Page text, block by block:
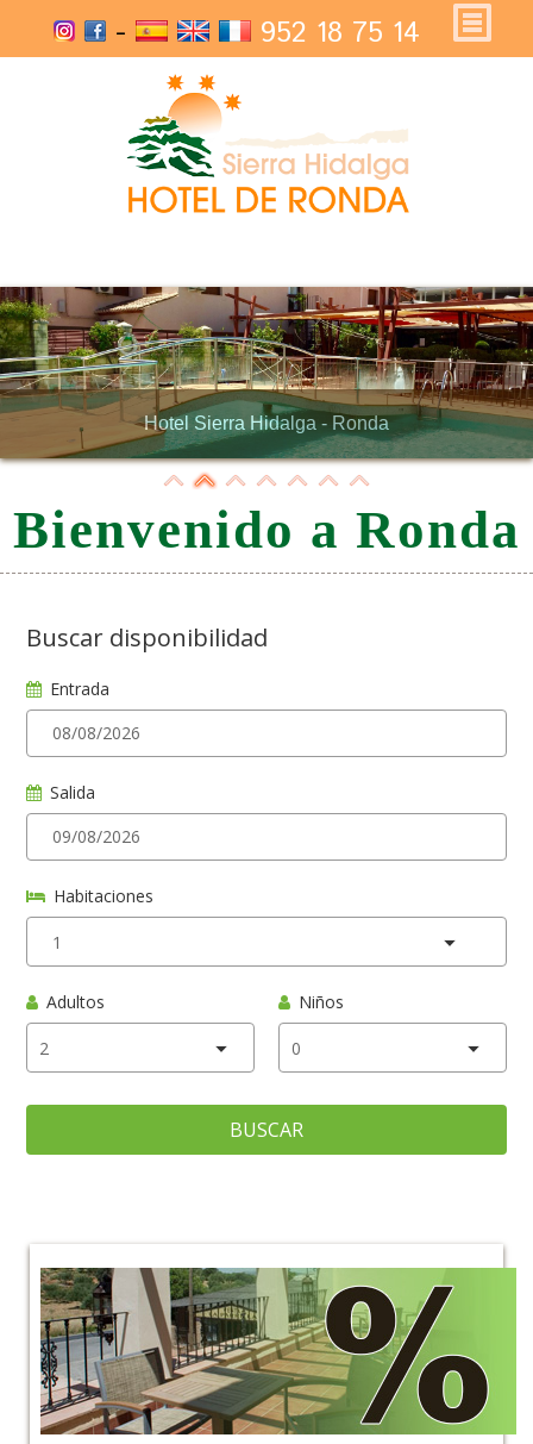
- 952 18 75 14
Hotel Sierra Hidalga - Ronda
Bienvenido a Ronda
Buscar disponibilidad
Entrada
Salida
Habitaciones
Adultos Niños
BUSCAR